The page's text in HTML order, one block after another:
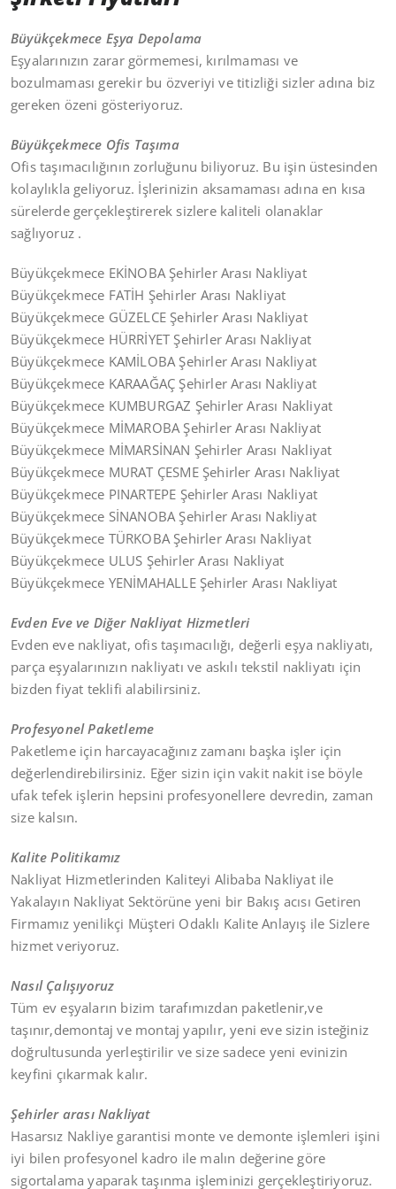
Büyükçekmece Eşya Depolama
Eşyalarınızın zarar görmemesi, kırılmaması ve
bozulmaması gerekir bu özveriyi ve titizliği sizler adına biz
gereken özeni gösteriyoruz.
Büyükçekmece Ofis Taşıma
Ofis taşımacılığının zorluğunu biliyoruz. Bu işin üstesinden
kolaylıkla geliyoruz. İşlerinizin aksamaması adına en kısa
sürelerde gerçekleştirerek sizlere kaliteli olanaklar
sağlıyoruz .
Büyükçekmece EKİNOBA Şehirler Arası Nakliyat
Büyükçekmece FATİH Şehirler Arası Nakliyat
Büyükçekmece GÜZELCE Şehirler Arası Nakliyat
Büyükçekmece HÜRRİYET Şehirler Arası Nakliyat
Büyükçekmece KAMİLOBA Şehirler Arası Nakliyat
Büyükçekmece KARAAĞAÇ Şehirler Arası Nakliyat
Büyükçekmece KUMBURGAZ Şehirler Arası Nakliyat
Büyükçekmece MİMAROBA Şehirler Arası Nakliyat
Büyükçekmece MİMARSİNAN Şehirler Arası Nakliyat
Büyükçekmece MURAT ÇESME Şehirler Arası Nakliyat
Büyükçekmece PINARTEPE Şehirler Arası Nakliyat
Büyükçekmece SİNANOBA Şehirler Arası Nakliyat
Büyükçekmece TÜRKOBA Şehirler Arası Nakliyat
Büyükçekmece ULUS Şehirler Arası Nakliyat
Büyükçekmece YENİMAHALLE Şehirler Arası Nakliyat
Evden Eve ve Diğer Nakliyat Hizmetleri
Evden eve nakliyat, ofis taşımacılığı, değerli eşya nakliyatı,
parça eşyalarınızın nakliyatı ve askılı tekstil nakliyatı için
bizden fiyat teklifi alabilirsiniz.
Profesyonel Paketleme
Paketleme için harcayacağınız zamanı başka işler için
değerlendirebilirsiniz. Eğer sizin için vakit nakit ise böyle
ufak tefek işlerin hepsini profesyonellere devredin, zaman
size kalsın.
Kalite Politikamız
Nakliyat Hizmetlerinden Kaliteyi Alibaba Nakliyat ile
Yakalayın Nakliyat Sektörüne yeni bir Bakış acısı Getiren
Firmamız yenilikçi Müşteri Odaklı Kalite Anlayış ile Sizlere
hizmet veriyoruz.
Nasıl Çalışıyoruz
Tüm ev eşyaların bizim tarafımızdan paketlenir,ve
taşınır,demontaj ve montaj yapılır, yeni eve sizin isteğiniz
doğrultusunda yerleştirilir ve size sadece yeni evinizin
keyfini çıkarmak kalır.
Şehirler arası Nakliyat
Hasarsız Nakliye garantisi monte ve demonte işlemleri işini
iyi bilen profesyonel kadro ile malın değerine göre
sigortalama yaparak taşınma işleminizi gerçekleştiriyoruz.